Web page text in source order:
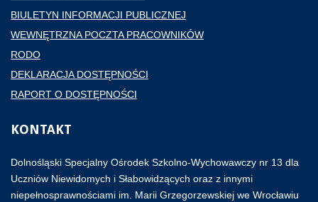
BIULETYN INFORMACJI PUBLICZNEJ
WEWNĘTRZNA POCZTA PRACOWNIKÓW
RODO
DEKLARACJA DOSTĘPNOŚCI
RAPORT O DOSTĘPNOŚCI
KONTAKT
Dolnośląski Specjalny Ośrodek Szkolno-Wychowawczy nr 13 dla
Uczniów Niewidomych i Słabowidzących oraz z innymi
niepełnosprawnościami im. Marii Grzegorzewskiej we Wrocławiu